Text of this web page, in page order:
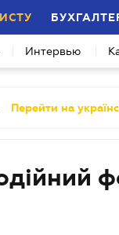
Интервью
Перейти на